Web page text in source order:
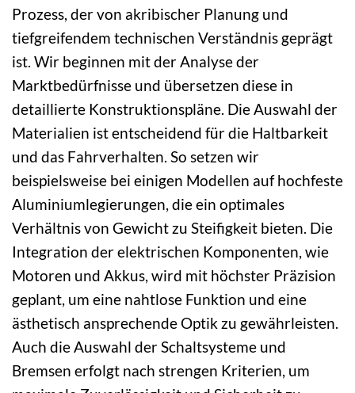
Prozess, der von akribischer Planung und
tiefgreifendem technischen Verständnis geprägt
ist. Wir beginnen mit der Analyse der
Marktbedürfnisse und übersetzen diese in
detaillierte Konstruktionspläne. Die Auswahl der
Materialien ist entscheidend für die Haltbarkeit
und das Fahrverhalten. So setzen wir
beispielsweise bei einigen Modellen auf hochfeste
Aluminiumlegierungen, die ein optimales
Verhältnis von Gewicht zu Steifigkeit bieten. Die
Integration der elektrischen Komponenten, wie
Motoren und Akkus, wird mit höchster Präzision
geplant, um eine nahtlose Funktion und eine
ästhetisch ansprechende Optik zu gewährleisten.
Auch die Auswahl der Schaltsysteme und
Bremsen erfolgt nach strengen Kriterien, um